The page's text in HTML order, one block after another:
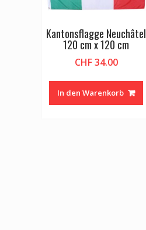
Kantonsflagge Neuchâtel
120 cm x 120 cm
CHF34.00
In den Warenkorb